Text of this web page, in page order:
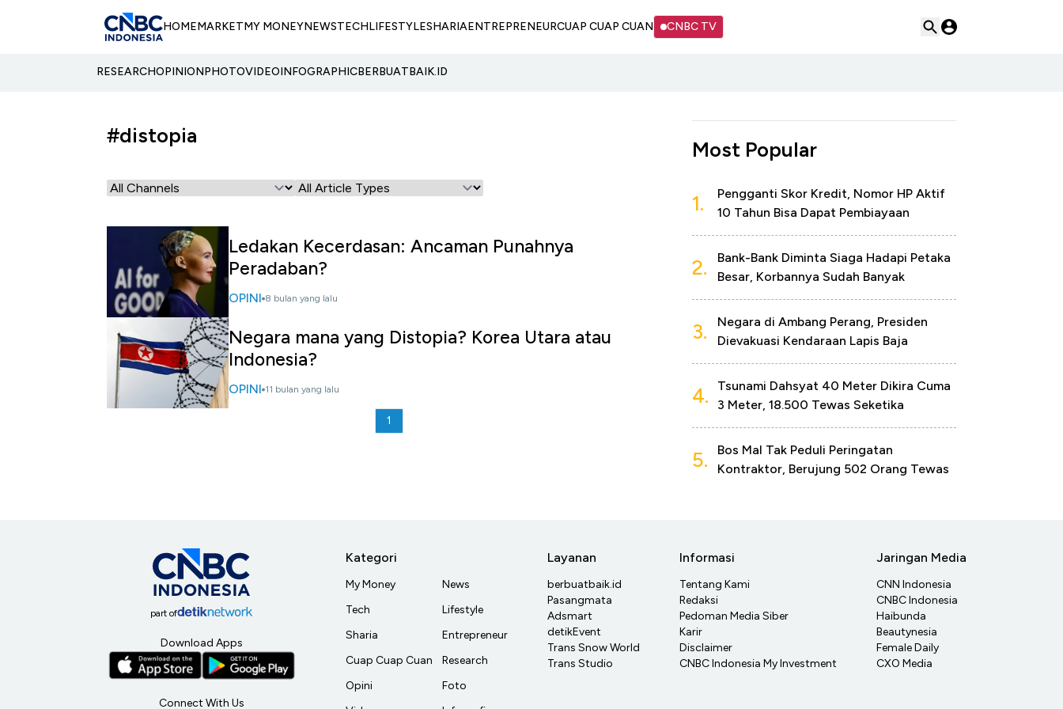
HOMEMARKETMY MONEYNEWSTECHLIFESTYLESHARIAENTREPRENEURCUAP CUAP CUAN CNBC TV
RESEARCHOPINIONPHOTOVIDEOINFOGRAPHICBERBUATBAIK.ID
#distopia
Ledakan Kecerdasan: Ancaman Punahnya
Peradaban?
OPINI 8 bulan yang lalu
Negara mana yang Distopia? Korea Utara atau
Indonesia?
OPINI 11 bulan yang lalu
1
Most Popular
1.
Pengganti Skor Kredit, Nomor HP Aktif
10 Tahun Bisa Dapat Pembiayaan
2.
Bank-Bank Diminta Siaga Hadapi Petaka
Besar, Korbannya Sudah Banyak
3.
Negara di Ambang Perang, Presiden
Dievakuasi Kendaraan Lapis Baja
4.
Tsunami Dahsyat 40 Meter Dikira Cuma
3 Meter, 18.500 Tewas Seketika
5.
Bos Mal Tak Peduli Peringatan
Kontraktor, Berujung 502 Orang Tewas
part of
Download Apps
Connect With Us
Kategori
My Money
Tech
Sharia
Cuap Cuap Cuan
Opini
News
Lifestyle
Entrepreneur
Research
Foto
Layanan
berbuatbaik.id
Pasangmata
Adsmart
detikEvent
Trans Snow World
Trans Studio
Informasi
Tentang Kami
Redaksi
Pedoman Media Siber
Karir
Disclaimer
CNBC Indonesia My Investment
Jaringan Media
CNN Indonesia
CNBC Indonesia
Haibunda
Beautynesia
Female Daily
CXO Media